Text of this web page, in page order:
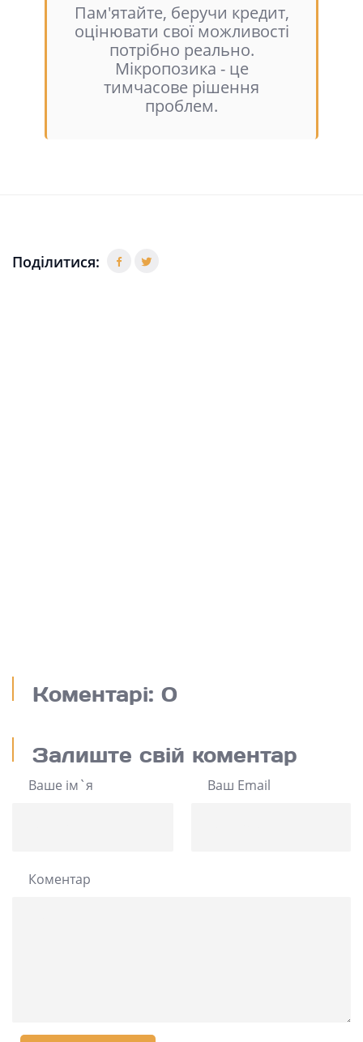
Пам'ятайте, беручи кредит,
оцінювати свої можливості
потрібно реально.
Мікропозика - це
тимчасове рішення
проблем.
Поділитися:
Коментарі: 0
Залиште свій коментар
Ваше ім`я Ваш Email
Коментар